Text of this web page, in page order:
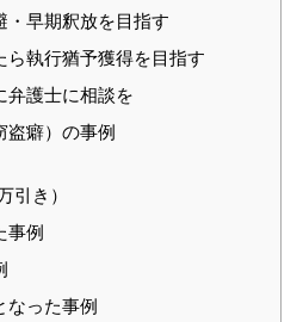
・早期釈放を目指す
ら執行猶予獲得を目指す
弁護士に相談を
盗癖）の事例
引き）
事例
なった事例